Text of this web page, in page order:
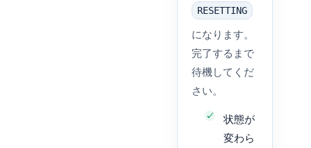
RESETTING
になります。
完了するまで
待機してくだ
さい。
状態が
変わら